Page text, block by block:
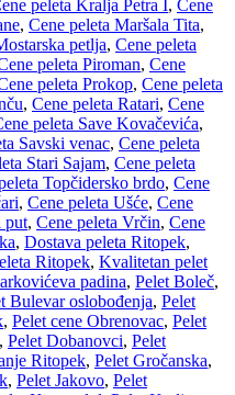
peleta Kralja Petra I, Cene
, Cene peleta Maršala Tita,
petlja, Cene peleta
peleta Piroman, Cene
peleta Prokop, Cene peleta
, Cene peleta Ratari, Cene
peleta Save Kovačevića,
Savski venac, Cene peleta
Stari Sajam, Cene peleta
Topčidersko brdo, Cene
, Cene peleta Ušće, Cene
put, Cene peleta Vrčin, Cene
, Dostava peleta Ritopek,
Ritopek, Kvalitetan pelet
padina, Pelet Boleč,
Bulevar oslobođenja, Pelet
, Pelet cene Obrenovac, Pelet
, Pelet Dobanovci, Pelet
Ritopek, Pelet Gročanska,
, Pelet Jakovo, Pelet